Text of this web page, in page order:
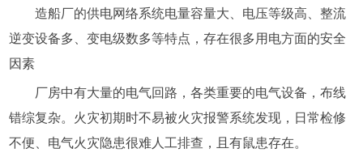
造船厂的供电网络系统电量容量大、电压等级高、整流
逆变设备多、变电级数多等特点，存在很多用电方面的安全
因素
厂房中有大量的电气回路，各类重要的电气设备，布线
错综复杂。火灾初期时不易被火灾报警系统发现，日常检修
不便、电气火灾隐患很难人工排查，且有鼠患存在。